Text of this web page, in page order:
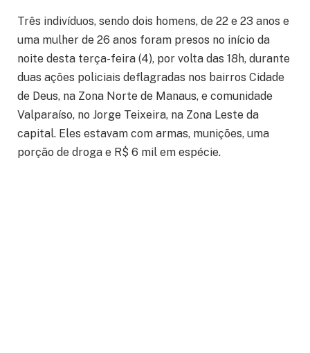
Três indivíduos, sendo dois homens, de 22 e 23 anos e
uma mulher de 26 anos foram presos no início da
noite desta terça-feira (4), por volta das 18h, durante
duas ações policiais deflagradas nos bairros Cidade
de Deus, na Zona Norte de Manaus, e comunidade
Valparaíso, no Jorge Teixeira, na Zona Leste da
capital. Eles estavam com armas, munições, uma
porção de droga e R$ 6 mil em espécie.